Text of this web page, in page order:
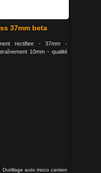
37mm beta
rectifiee - 37mm -
10mm - qualité
Outillage auto moco camion